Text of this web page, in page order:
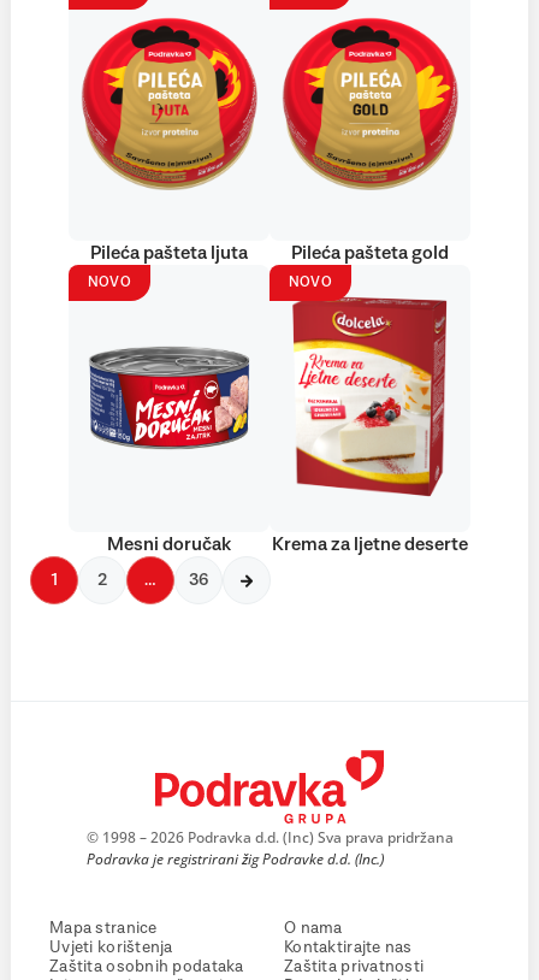
Pileća pašteta ljuta Pileća pašteta gold
NOVO
Mesni doručak
NOVO
Krema za ljetne deserte
1 2 … 36
© 1998 – 2026 Podravka d.d. (Inc) Sva prava pridržana
Podravka je registrirani žig Podravke d.d. (Inc.)
Mapa stranice
Uvjeti korištenja
Zaštita osobnih podataka
O nama
Kontaktirajte nas
Zaštita privatnosti